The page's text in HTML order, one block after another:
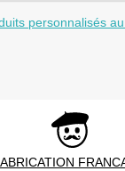
personnalisés